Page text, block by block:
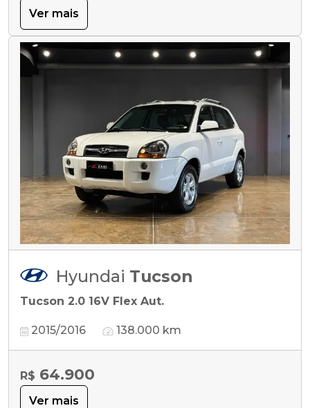
Ver mais
Hyundai Tucson
Tucson 2.0 16V Flex Aut.
2015/2016 138.000 km
R$ 64.900
Ver mais